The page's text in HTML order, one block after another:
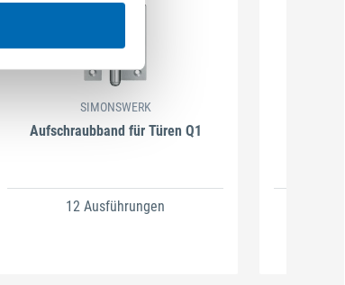
SIMONSWERK
Aufschraubband für Türen Q1
12 Ausführungen